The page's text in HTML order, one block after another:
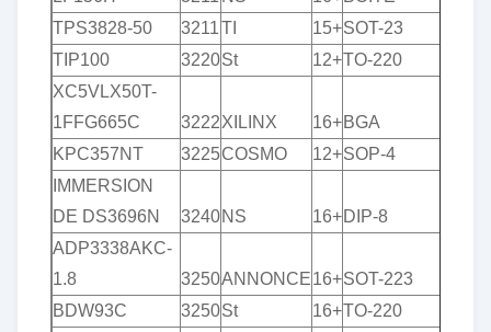
TPS3828-50
3211TI 15+SOT-23
TIP100
3220St 12+TO-220
XC5VLX50T-
1FFG665C
3222XILINX 16+BGA
KPC357NT
3225COSMO 12+SOP-4
IMMERSION
DE DS3696N
3240NS 16+DIP-8
ADP3338AKC-
1.8
3250ANNONCE16+SOT-223
BDW93C
3250St 16+TO-220